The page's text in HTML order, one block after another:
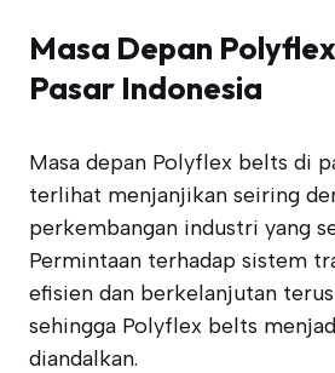
Masa Depan
Pasar Indonesia
Masa depan Polyflex belts di
terlihat menjanjikan seiring
perkembangan industri yang
Permintaan terhadap sistem
efisien dan berkelanjutan
sehingga Polyflex belts
diandalkan.